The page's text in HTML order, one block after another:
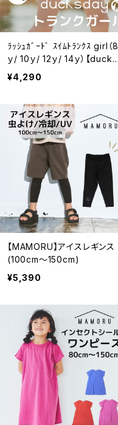
ﾗｯｼｭｶﾞｰﾄﾞ ｽｲﾑﾄﾗﾝｸｽ girl（8
ｙ/ 10ｙ/ 12ｙ/ 14ｙ）【ducks
day】
¥4,290
【MAMORU】アイスレギンス
(100cm～150cm)
¥5,390